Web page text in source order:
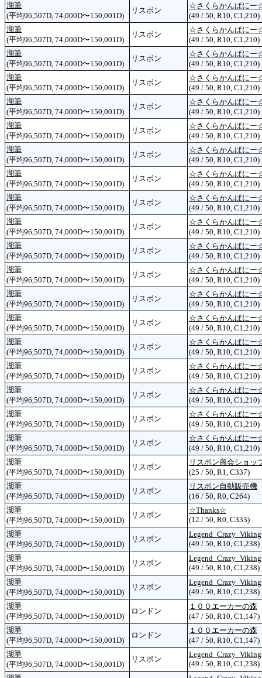
湖筆
(平均96,507D, 74,000D〜150,001D)
リスボン
☆さくらかんぱにー
(49 / 50, R10, C1,210)
湖筆
(平均96,507D, 74,000D〜150,001D)
リスボン
☆さくらかんぱにー
(49 / 50, R10, C1,210)
湖筆
(平均96,507D, 74,000D〜150,001D)
リスボン
☆さくらかんぱにー
(49 / 50, R10, C1,210)
湖筆
(平均96,507D, 74,000D〜150,001D)
リスボン
☆さくらかんぱにー
(49 / 50, R10, C1,210)
湖筆
(平均96,507D, 74,000D〜150,001D)
リスボン
☆さくらかんぱにー
(49 / 50, R10, C1,210)
湖筆
(平均96,507D, 74,000D〜150,001D)
リスボン
☆さくらかんぱにー
(49 / 50, R10, C1,210)
湖筆
(平均96,507D, 74,000D〜150,001D)
リスボン
☆さくらかんぱにー
(49 / 50, R10, C1,210)
湖筆
(平均96,507D, 74,000D〜150,001D)
リスボン
☆さくらかんぱにー
(49 / 50, R10, C1,210)
湖筆
(平均96,507D, 74,000D〜150,001D)
リスボン
☆さくらかんぱにー
(49 / 50, R10, C1,210)
湖筆
(平均96,507D, 74,000D〜150,001D)
リスボン
☆さくらかんぱにー
(49 / 50, R10, C1,210)
湖筆
(平均96,507D, 74,000D〜150,001D)
リスボン
☆さくらかんぱにー
(49 / 50, R10, C1,210)
湖筆
(平均96,507D, 74,000D〜150,001D)
リスボン
☆さくらかんぱにー
(49 / 50, R10, C1,210)
湖筆
(平均96,507D, 74,000D〜150,001D)
リスボン
☆さくらかんぱにー
(49 / 50, R10, C1,210)
湖筆
(平均96,507D, 74,000D〜150,001D)
リスボン
☆さくらかんぱにー
(49 / 50, R10, C1,210)
湖筆
(平均96,507D, 74,000D〜150,001D)
リスボン
☆さくらかんぱにー
(49 / 50, R10, C1,210)
湖筆
(平均96,507D, 74,000D〜150,001D)
リスボン
☆さくらかんぱにー
(49 / 50, R10, C1,210)
湖筆
(平均96,507D, 74,000D〜150,001D)
リスボン
☆さくらかんぱにー
(49 / 50, R10, C1,210)
湖筆
(平均96,507D, 74,000D〜150,001D)
リスボン
☆さくらかんぱにー
(49 / 50, R10, C1,210)
湖筆
(平均96,507D, 74,000D〜150,001D)
リスボン
☆さくらかんぱにー
(49 / 50, R10, C1,210)
湖筆
(平均96,507D, 74,000D〜150,001D)
リスボン
リスボン商会ショッ
(25 / 50, R1, C337)
湖筆
(平均96,507D, 74,000D〜150,001D)
リスボン
リスボン自動販売機
(16 / 50, R0, C264)
湖筆
(平均96,507D, 74,000D〜150,001D)
リスボン
☆Thanks☆
(12 / 50, R0, C333)
湖筆
(平均96,507D, 74,000D〜150,001D)
リスボン
(49 / 50, R10, C1,238)
湖筆
(平均96,507D, 74,000D〜150,001D)
リスボン
(49 / 50, R10, C1,238)
湖筆
(平均96,507D, 74,000D〜150,001D)
リスボン
(49 / 50, R10, C1,238)
湖筆
(平均96,507D, 74,000D〜150,001D)
ロンドン
１００エーカーの森
(47 / 50, R10, C1,147)
湖筆
(平均96,507D, 74,000D〜150,001D)
ロンドン
１００エーカーの森
(47 / 50, R10, C1,147)
湖筆
(平均96,507D, 74,000D〜150,001D)
リスボン
(49 / 50, R10, C1,238)